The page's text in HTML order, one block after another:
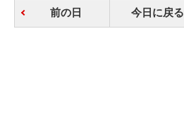
前の日 今日に戻る